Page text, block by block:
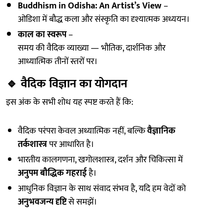
Buddhism in Odisha: An Artist’s View–
ओडिशा में बौद्ध कला और संस्कृति का दृश्यात्मक अध्ययन।
काल का स्वरूप–
समय की वैदिक व्याख्या — भौतिक, दार्शनिक और
आध्यात्मिक तीनों स्तरों पर।
🔹वैदिक विज्ञान का योगदान
इस अंक के सभी शोध यह स्पष्ट करते हैं कि:
वैदिक परंपरा केवल अध्यात्मिक नहीं, बल्किवैज्ञानिक
तर्कशास्त्रपर आधारित है।
भारतीय कालगणना, खगोलशास्त्र, दर्शन और चिकित्सा में
अनुपम बौद्धिक गहराईहै।
आधुनिक विज्ञान के साथ संवाद संभव है, यदि हम वेदों को
अनुभवजन्य दृष्टिसे समझें।